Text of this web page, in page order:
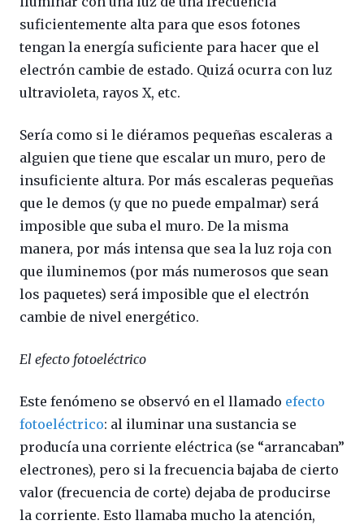
suficientemente alta para que esos fotones
tengan la energía suficiente para hacer que el
electrón cambie de estado. Quizá ocurra con luz
ultravioleta, rayos X, etc.
Sería como si le diéramos pequeñas escaleras a
alguien que tiene que escalar un muro, pero de
insuficiente altura. Por más escaleras pequeñas
que le demos (y que no puede empalmar) será
imposible que suba el muro. De la misma
manera, por más intensa que sea la luz roja con
que iluminemos (por más numerosos que sean
los paquetes) será imposible que el electrón
cambie de nivel energético.
El efecto fotoeléctrico
Este fenómeno se observó en el llamado efecto
fotoeléctrico: al iluminar una sustancia se
producía una corriente eléctrica (se “arrancaban”
electrones), pero si la frecuencia bajaba de cierto
valor (frecuencia de corte) dejaba de producirse
la corriente. Esto llamaba mucho la atención,